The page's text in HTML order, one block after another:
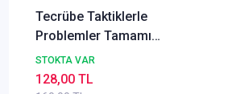
Tecrübe Taktiklerle
Problemler Tamamı
Dijital Çözümlü Soru
Bankası
STOKTA VAR
128,00 TL